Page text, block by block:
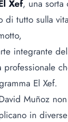
Xef, una sorta
di tutto sulla
integrante del
El Xef.
Muñoz non
in diverse